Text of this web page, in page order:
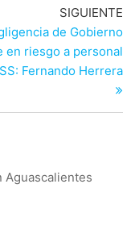
SIGUIENTE
de Gobierno
en riesgo a personal
Fernando Herrera
Aguascalientes